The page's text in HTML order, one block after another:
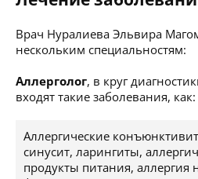
Врач Нуралиева Эльвира
нескольким специальностям:
Аллерголог, в круг
входят такие заболевания, как:
Аллергические
синусит, ларингиты,
продукты питания,